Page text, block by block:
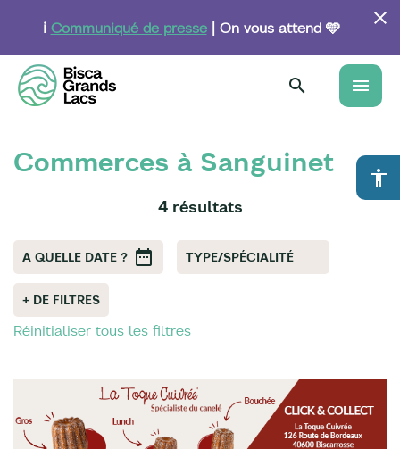
principal
ℹ️ Communiqué de presse| On vous attend 🩵
menu
accessibility
Commerces à Sanguinet
4 résultats
A QUELLE DATE ? TYPE/SPÉCIALITÉ
+ DE FILTRES
Réinitialiser tous les filtres